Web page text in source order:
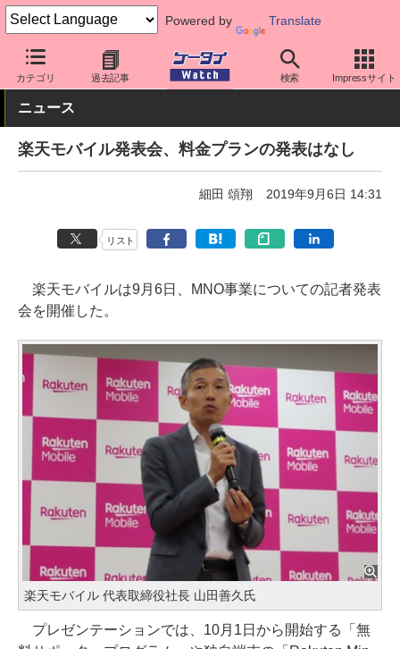
Powered by Translate
カテゴリ 過去記事 検索 Impressサイト
ケータイ Watch キャリア 楽天 料金プラン・割引
ニュース
楽天モバイル発表会、料金プランの発表はなし
細田 頌翔 2019年9月6日 14:31
リスト
楽天モバイルは9月6日、MNO事業についての記者発表
会を開催した。
楽天モバイル 代表取締役社長 山田善久氏
プレゼンテーションでは、10月1日から開始する「無